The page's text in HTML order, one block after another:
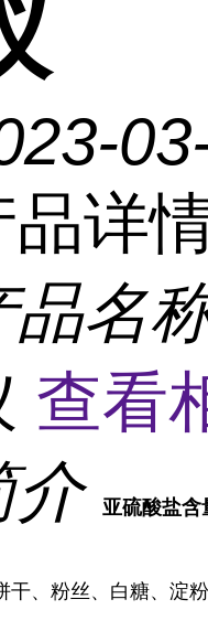
品详
品名
查看
介
亚硫酸盐含
干、粉丝、白糖、淀